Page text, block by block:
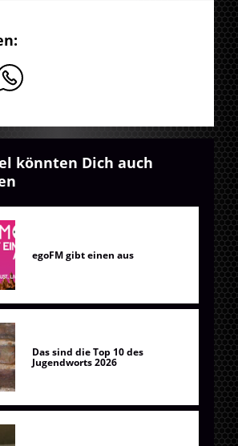
könnten Dich auch
egoFM gibt einen aus
Das sind die Top 10 des
Jugendworts 2026